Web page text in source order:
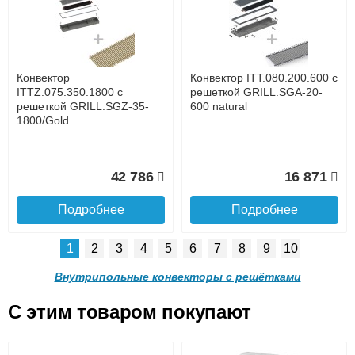
до подъезда
услуга платная
с решеткой GRILL.SGA-20-
1300 natural
30 665
Подробнее
с решеткой GRILL.SGA-20-
1000 natural
24 638
Конвектор ITT.080.200.900 с
решеткой GRILL.SGA-20-
900 natural
Конвектор ITT.080.200.800 с
решеткой GRILL.SGA-20-
800 natural
Конвектор
ITTZ.075.350.1800 с
решеткой GRILL.SGZ-35-
1800/Gold
42 786
Подробнее
Конвектор ITT.080.200.600 с
решеткой GRILL.SGA-20-
600 natural
16 871
Подробнее
1 2 3 4 5 6 7 8 9 10
Внутрипольные конвекторы с решётками
C этим товаром покупают